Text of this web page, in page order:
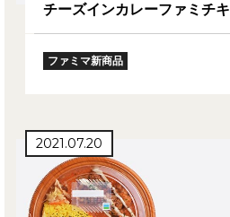
チーズインカレーファミチキ
ファミマ新商品
2021.07.20